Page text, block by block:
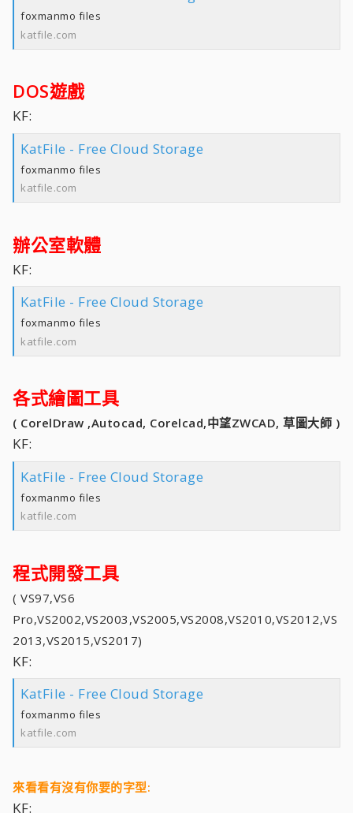
foxmanmo files
katfile.com
DOS遊戲
KF:
KatFile - Free Cloud Storage
foxmanmo files
katfile.com
辦公室軟體
KF:
KatFile - Free Cloud Storage
foxmanmo files
katfile.com
各式繪圖工具
( CorelDraw ,Autocad, Corelcad,中望ZWCAD, 草圖大師 )
KF:
KatFile - Free Cloud Storage
foxmanmo files
katfile.com
程式開發工具
( VS97,VS6
Pro,VS2002,VS2003,VS2005,VS2008,VS2010,VS2012,VS
2013,VS2015,VS2017)
KF:
KatFile - Free Cloud Storage
foxmanmo files
katfile.com
來看看有沒有你要的字型:
KF: